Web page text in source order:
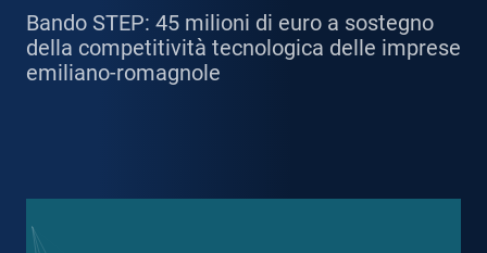
Bando STEP: 45 milioni di euro a sostegno
della competitività tecnologica delle imprese
emiliano-romagnole